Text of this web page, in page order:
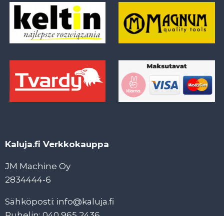
Kaluja.fi Verkkokauppa
JM Machine Oy
2834444-6
Sähköposti: info@kaluja.fi